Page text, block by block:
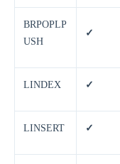
BRPOPLP
USH
✓
LINDEX ✓
LINSERT ✓